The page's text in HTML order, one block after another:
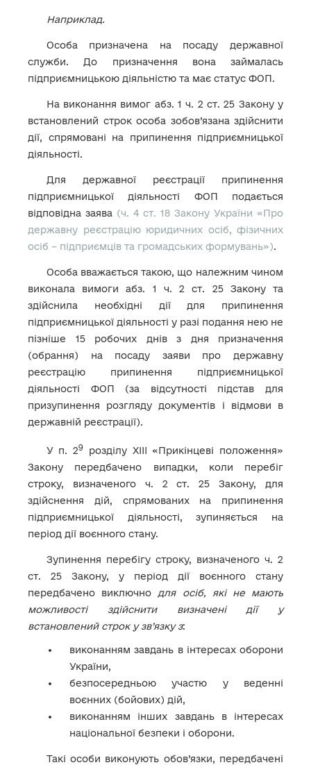
Наприклад.
Особа призначена на посаду державної
служби. До призначення вона займалась
підприємницькою діяльністю та має статус ФОП.
На виконання вимог абз. 1 ч. 2 ст. 25 Закону у
встановлений строк особа зобов’язана здійснити
дії, спрямовані на припинення підприємницької
діяльності.
Для державної реєстрації припинення
підприємницької діяльності ФОП подається
відповідна заява (ч. 4 ст. 18 Закону України «Про
державну реєстрацію юридичних осіб, фізичних
осіб – підприємців та громадських формувань»).
Особа вважається такою, що належним чином
виконала вимоги абз. 1 ч. 2 ст. 25 Закону та
здійснила необхідні дії для припинення
підприємницької діяльності у разі подання нею не
пізніше 15 робочих днів з дня призначення
(обрання) на посаду заяви про державну
реєстрацію припинення підприємницької
діяльності ФОП (за відсутності підстав для
призупинення розгляду документів і відмови в
державній реєстрації).
У п. 29
розділу ХІІІ «Прикінцеві положення»
Закону передбачено випадки, коли перебіг
строку, визначеного ч. 2 ст. 25 Закону, для
здійснення дій, спрямованих на припинення
підприємницької діяльності, зупиняється на
період дії воєнного стану.
Зупинення перебігу строку, визначеного ч. 2
ст. 25 Закону, у період дії воєнного стану
передбачено виключно для осіб, які не мають
можливості здійснити визначені дії у
встановлений строк у зв’язку з:
виконанням завдань в інтересах оборони
України,
безпосередньою участю у веденні
воєнних (бойових) дій,
виконанням інших завдань в інтересах
національної безпеки і оборони.
Такі особи виконують обов’язки, передбачені